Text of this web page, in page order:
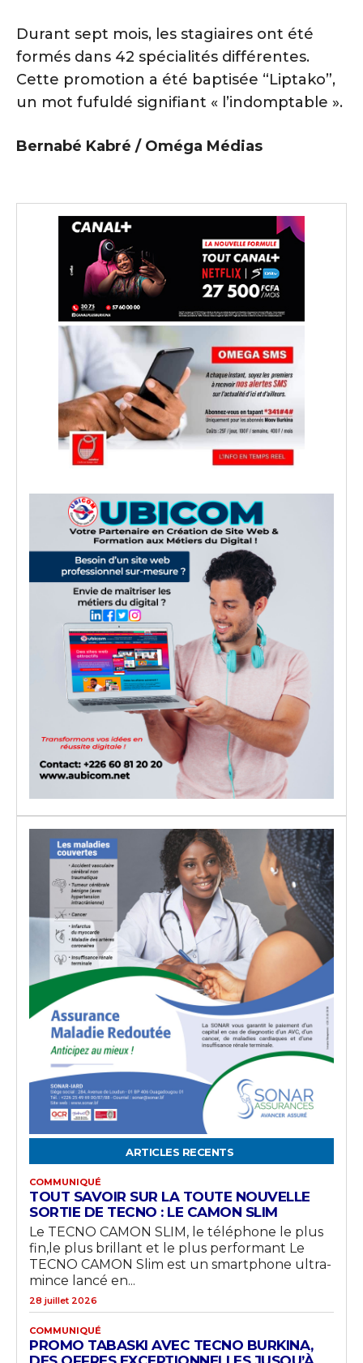
Durant sept mois, les stagiaires ont été
formés dans 42 spécialités différentes.
Cette promotion a été baptisée “Liptako”,
un mot fufuldé signifiant « l’indomptable ».
Bernabé Kabré / Oméga Médias
ARTICLES RECENTS
COMMUNIQUÉ
TOUT SAVOIR SUR LA TOUTE NOUVELLE
SORTIE DE TECNO : LE CAMON SLIM
Le TECNO CAMON SLIM, le téléphone le plus
fin,le plus brillant et le plus performant Le
TECNO CAMON Slim est un smartphone ultra-
mince lancé en...
28 juillet 2026
COMMUNIQUÉ
PROMO TABASKI AVEC TECNO BURKINA,